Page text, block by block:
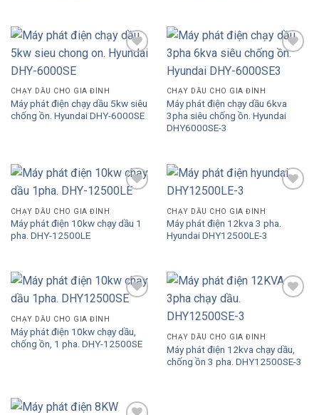
Add to
CHẠY DẦU CHO GIA ĐÌNH
Máy phát điện chạy dầu 5kw siêu
chống ồn. Hyundai DHY-6000SE
Wishlist
CHẠY DẦU CHO GIA ĐÌNH
Máy phát điện chạy dầu 6kva
3pha siêu chống ồn. Hyundai
DHY6000SE-3
CHẠY DẦU CHO GIA ĐÌNH
Máy phát điện 10kw chạy dầu 1
pha. DHY-12500LE
CHẠY DẦU CHO GIA ĐÌNH
Máy phát điện 12kva 3 pha.
Hyundai DHY12500LE-3
CHẠY DẦU CHO GIA ĐÌNH
Máy phát điện 10kw chạy dầu,
chống ồn, 1 pha. DHY-12500SE
CHẠY DẦU CHO GIA ĐÌNH
Máy phát điện 12kva chạy dầu,
chống ồn 3 pha. DHY12500SE-3